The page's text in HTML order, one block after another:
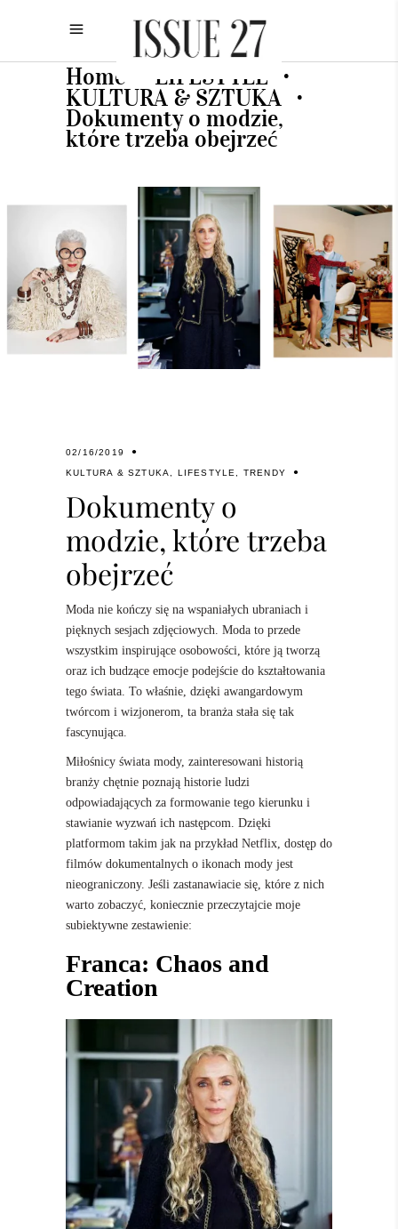
Home LIFESTYLE •
KULTURA & SZTUKA •
Dokumenty o modzie,
które trzeba obejrzeć
02/16/2019
KULTURA & SZTUKA, LIFESTYLE, TRENDY
Dokumenty o
modzie, które trzeba
obejrzeć
Moda nie kończy się na wspaniałych ubraniach i
pięknych sesjach zdjęciowych. Moda to przede
wszystkim inspirujące osobowości, które ją tworzą
oraz ich budzące emocje podejście do kształtowania
tego świata. To właśnie, dzięki awangardowym
twórcom i wizjonerom, ta branża stała się tak
fascynująca.
Miłośnicy świata mody, zainteresowani historią
branży chętnie poznają historie ludzi
odpowiadających za formowanie tego kierunku i
stawianie wyzwań ich następcom. Dzięki
platformom takim jak na przykład Netflix, dostęp do
filmów dokumentalnych o ikonach mody jest
nieograniczony. Jeśli zastanawiacie się, które z nich
warto zobaczyć, koniecznie przeczytajcie moje
subiektywne zestawienie:
Franca: Chaos and
Creation